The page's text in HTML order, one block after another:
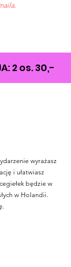
2 os. 30,-
wyrażasz
i ułatwiasz
będzie w
w Holandii.